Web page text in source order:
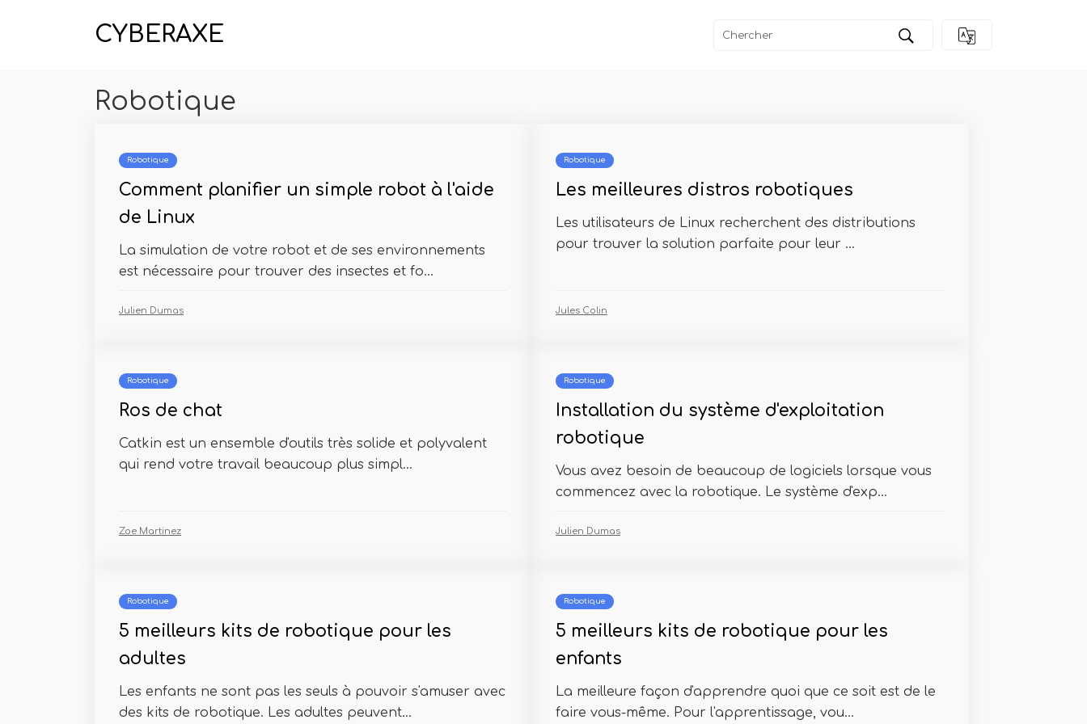
CYBERAXE
Robotique
Robotique
Comment planifier un simple robot à l'aide
de Linux
La simulation de votre robot et de ses environnements
est nécessaire pour trouver des insectes et fo...
Julien Dumas
Robotique
Les meilleures distros robotiques
Les utilisateurs de Linux recherchent des distributions
pour trouver la solution parfaite pour leur ...
Jules Colin
Robotique
Ros de chat
Catkin est un ensemble d'outils très solide et polyvalent
qui rend votre travail beaucoup plus simpl...
Zoe Martinez
Robotique
Installation du système d'exploitation
robotique
Vous avez besoin de beaucoup de logiciels lorsque vous
commencez avec la robotique. Le système d'exp...
Julien Dumas
Robotique
5 meilleurs kits de robotique pour les
adultes
Les enfants ne sont pas les seuls à pouvoir s'amuser avec
des kits de robotique. Les adultes peuvent...
Robotique
5 meilleurs kits de robotique pour les
enfants
La meilleure façon d'apprendre quoi que ce soit est de le
faire vous-même. Pour l'apprentissage, vou...